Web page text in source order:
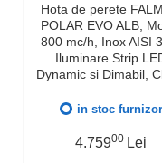
Hota de perete
POLAR EVO ALB,
800 mc/h, Inox AISI
Iluminare Strip
Dynamic si Dimabil,
Fabricatie Italia
in stoc furnizor
4.75900 Lei